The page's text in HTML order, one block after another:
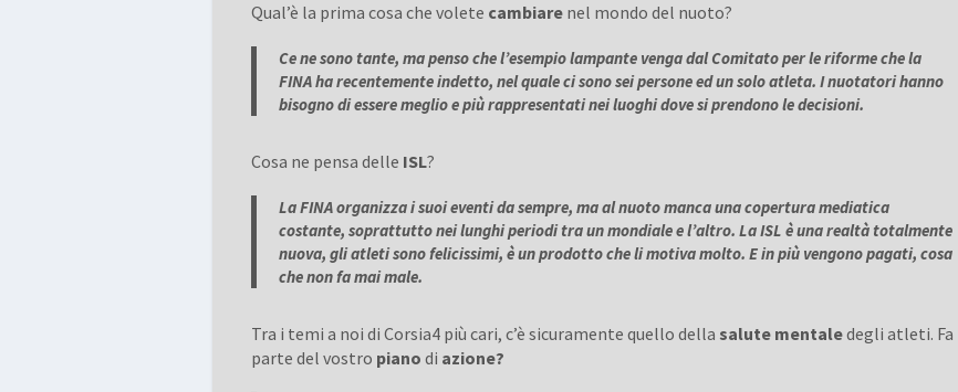
Qual’è la prima cosa che volete cambiare nel mondo del nuoto?
Ce ne sono tante, ma penso che l’esempio lampante venga dal Comitato per le riforme che la
FINA ha recentemente indetto, nel quale ci sono sei persone ed un solo atleta. I nuotatori hanno
bisogno di essere meglio e più rappresentati nei luoghi dove si prendono le decisioni.
Cosa ne pensa delle ISL?
La FINA organizza i suoi eventi da sempre, ma al nuoto manca una copertura mediatica
costante, soprattutto nei lunghi periodi tra un mondiale e l’altro. La ISL è una realtà totalmente
nuova, gli atleti sono felicissimi, è un prodotto che li motiva molto. E in più vengono pagati, cosa
che non fa mai male.
Tra i temi a noi di Corsia4 più cari, c’è sicuramente quello della salute mentaledegli atleti. Fa
parte del vostro piano di azione?